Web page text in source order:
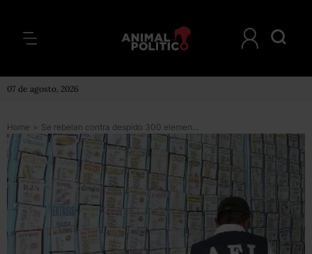
07 de agosto, 2026
Home > Se rebelan contra despido 300 elementos de la AFI